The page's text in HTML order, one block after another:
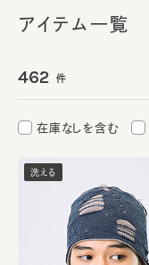
アイテム一覧
462 件
在庫なしを含む
洗える